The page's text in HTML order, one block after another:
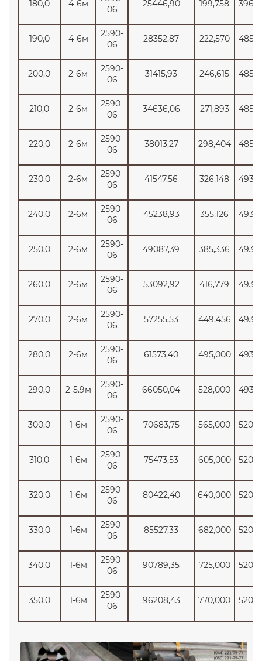
180,0 4-6м
06
25446,90 199,758
190,0 4-6м
2590-
06
28352,87 222,570
200,0 2-6м
2590-
06
31415,93 246,615
210,0 2-6м
2590-
06
34636,06 271,893
220,0 2-6м
2590-
06
38013,27 298,404
230,0 2-6м
2590-
06
41547,56 326,148
240,0 2-6м
2590-
06
45238,93 355,126
250,0 2-6м
2590-
06
49087,39 385,336
260,0 2-6м
2590-
06
53092,92 416,779
270,0 2-6м
2590-
06
57255,53 449,456
280,0 2-6м
2590-
06
61573,40 495,000
290,0 2-5.9м
2590-
06
66050,04 528,000
300,0 1-6м
2590-
06
70683,75 565,000
310,0 1-6м
2590-
06
75473,53 605,000
320,0 1-6м
2590-
06
80422,40 640,000
330,0 1-6м
2590-
06
85527,33 682,000
340,0 1-6м
2590-
06
90789,35 725,000
350,0 1-6м
2590-
06
96208,43 770,000